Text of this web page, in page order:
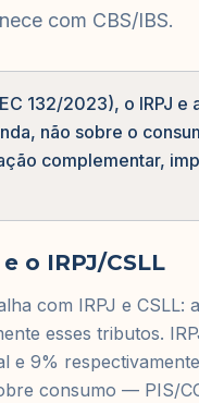
com CBS/IBS.
132/2023), o IRPJ e
não sobre o
complementar,
o IRPJ/CSLL
com IRPJ e CSLL:
esses tributos.
e 9%
consumo — PIS/